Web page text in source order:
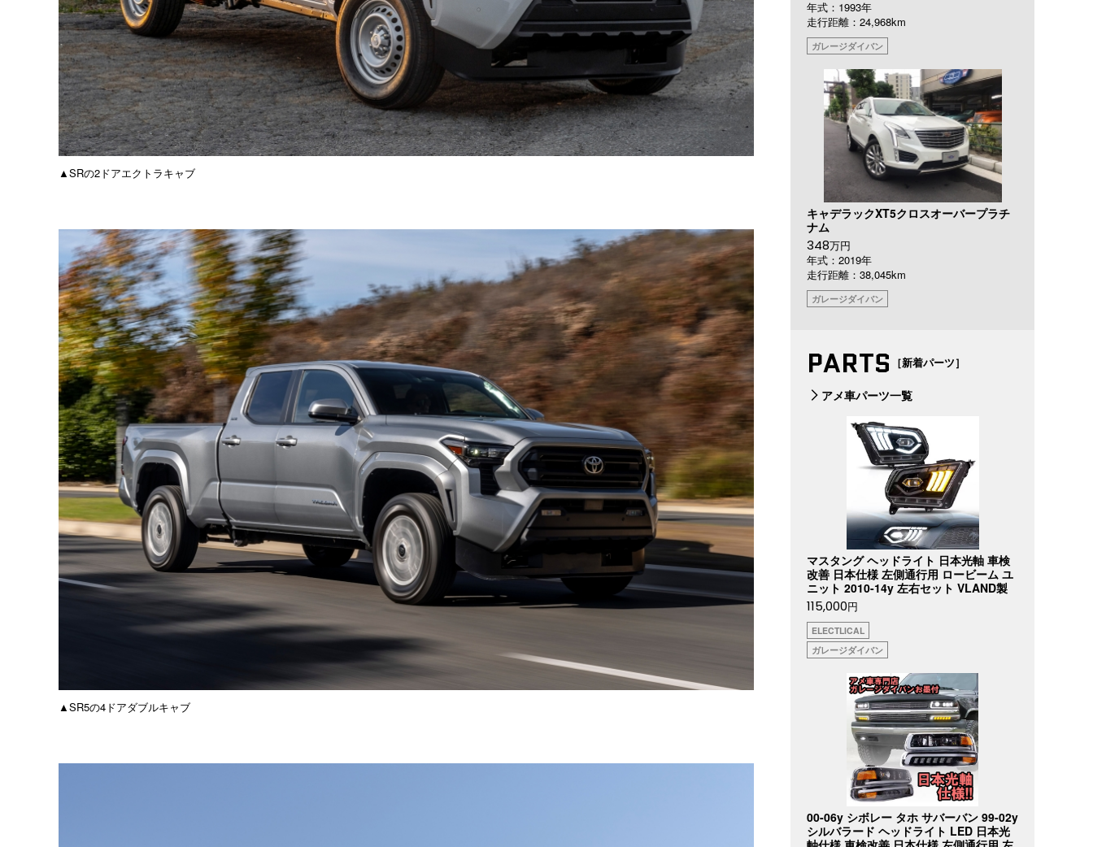
▲SRの2ドアエクトラキャブ
▲SR5の4ドアダブルキャブ
年式：1993年
走行距離：24,968km
ガレージダイバン
キャデラックXT5クロスオーバープラチ
ナム
348万円
年式：2019年
走行距離：38,045km
ガレージダイバン
PARTS ［新着パーツ］
アメ車パーツ一覧
マスタング ヘッドライト 日本光軸 車検
改善 日本仕様 左側通行用 ロービーム ユ
ニット 2010-14y 左右セット VLAND製
115,000円
ELECTLICAL
ガレージダイバン
00-06y シボレー タホ サバーバン 99-02y
シルバラード ヘッドライト LED 日本光